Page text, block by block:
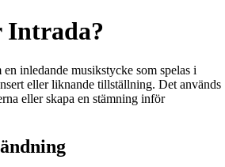
Intrada?
inledande musikstycke som spelas i
eller liknande tillställning. Det används
eller skapa en stämning inför